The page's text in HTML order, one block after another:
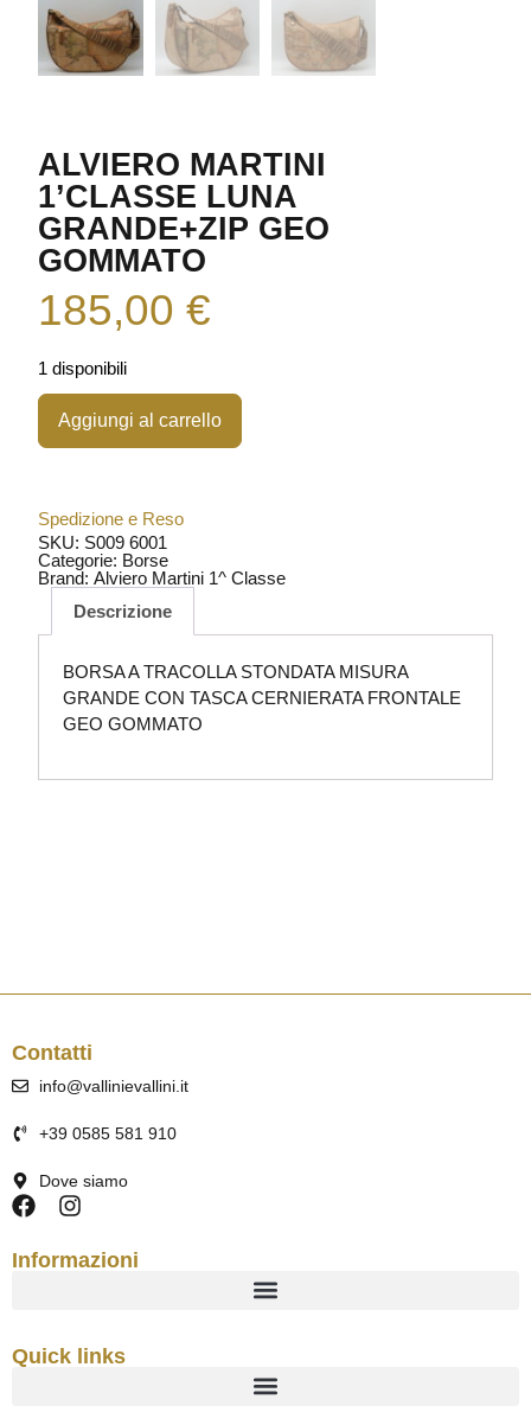
ALVIERO MARTINI
1’CLASSE LUNA
GRANDE+ZIP GEO
GOMMATO
185,00€
1 disponibili
Aggiungi al carrello
Spedizione e Reso
SKU: S009 6001
Categorie: Borse
Brand:Alviero Martini 1^ Classe
Descrizione
BORSA A TRACOLLA STONDATA MISURA
GRANDE CON TASCA CERNIERATA FRONTALE
GEO GOMMATO
Contatti
info@vallinievallini.it
+39 0585 581 910
Dove siamo
Informazioni
Quick links